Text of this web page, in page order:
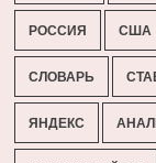
РОССИЯ США
СЛОВАРЬ
ЯНДЕКС